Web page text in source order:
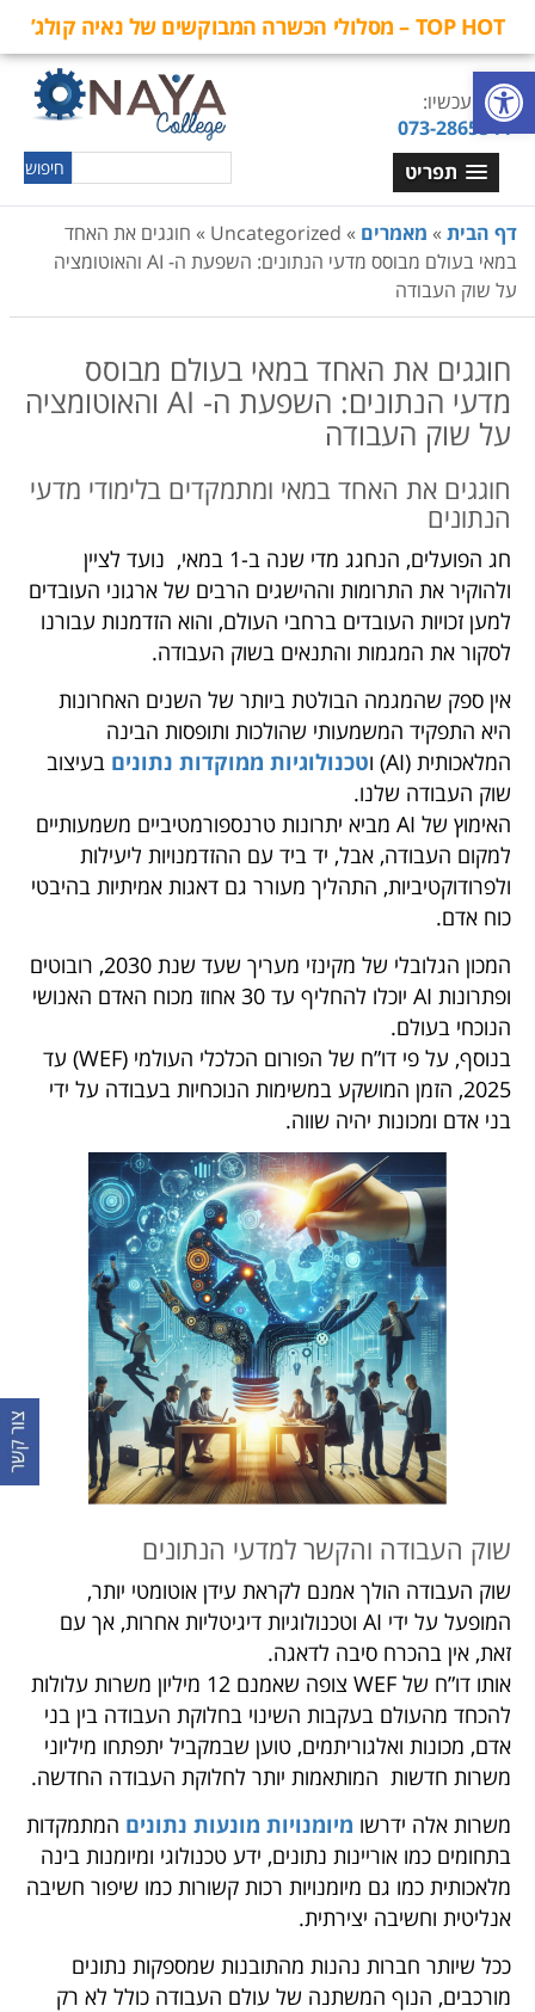
פתח סרגל נגישות
TOP HOT – מסלולי הכשרה המבוקשים של נאיה קולג’
חייגו עכשיו:
073-2865544
תפריט
דף הבית » מאמרים »
Uncategorized
» חוגגים את האחד
במאי בעולם מבוסס מדעי הנתונים: השפעת ה- AI והאוטומציה
על שוק העבודה
חוגגים את האחד במאי בעולם מבוסס
מדעי הנתונים: השפעת ה- AI והאוטומציה
על שוק העבודה
חוגגים את האחד במאי ומתמקדים בלימודי מדעי
הנתונים
חג הפועלים, הנחגג מדי שנה ב-1 במאי, נועד לציין
ולהוקיר את התרומות וההישגים הרבים של ארגוני העובדים
למען זכויות העובדים ברחבי העולם, והוא הזדמנות עבורנו
לסקור את המגמות והתנאים בשוק העבודה.
אין ספק שהמגמה הבולטת ביותר של השנים האחרונות
היא התפקיד המשמעותי שהולכות ותופסות הבינה
המלאכותית (AI) ו
טכנולוגיות ממוקדות נתונים בעיצוב
שוק העבודה שלנו.
האימוץ של AI מביא יתרונות טרנספורמטיביים משמעותיים
למקום העבודה, אבל, יד ביד עם ההזדמנויות ליעילות
ולפרודוקטיביות, התהליך מעורר גם דאגות אמיתיות בהיבטי
כוח אדם.
המכון הגלובלי של מקינזי מעריך שעד שנת 2030, רובוטים
ופתרונות AI יוכלו להחליף עד 30 אחוז מכוח האדם האנושי
הנוכחי בעולם.
בנוסף, על פי דו”ח של הפורום הכלכלי העולמי (WEF) עד
2025, הזמן המושקע במשימות הנוכחיות בעבודה על ידי
בני אדם ומכונות יהיה שווה.
שוק העבודה והקשר למדעי הנתונים
שוק העבודה הולך אמנם לקראת עידן אוטומטי יותר,
המופעל על ידי AI וטכנולוגיות דיגיטליות אחרות, אך עם
זאת, אין בהכרח סיבה לדאגה.
אותו דו”ח של WEF צופה שאמנם 12 מיליון משרות עלולות
להכחד מהעולם בעקבות השינוי בחלוקת העבודה בין בני
אדם, מכונות ואלגוריתמים, טוען שבמקביל יתפתחו מיליוני
משרות חדשות המותאמות יותר לחלוקת העבודה החדשה.
משרות אלה ידרשו מיומנויות מונעות נתונים המתמקדות
בתחומים כמו אוריינות נתונים, ידע טכנולוגי ומיומנות בינה
מלאכותית כמו גם מיומנויות רכות קשורות כמו שיפור חשיבה
אנליטית וחשיבה יצירתית.
ככל שיותר חברות נהנות מהתובנות שמספקות נתונים
מורכבים, הנוף המשתנה של עולם העבודה כולל לא רק